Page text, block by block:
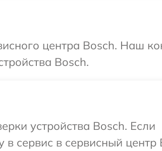
центра Bosch. Наш
Bosch.
устройства Bosch. Если
сервис в сервисный центр